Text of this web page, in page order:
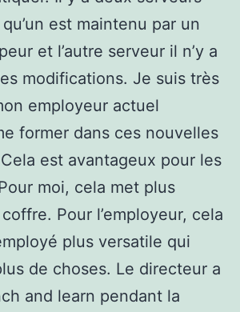
est maintenu par un
et l’autre serveur il n’y a
modifications. Je suis très
employeur actuel
former dans ces nouvelles
est avantageux pour les
moi, cela met plus
Pour l’employeur, cela
plus versatile qui
de choses. Le directeur a
and learn pendant la